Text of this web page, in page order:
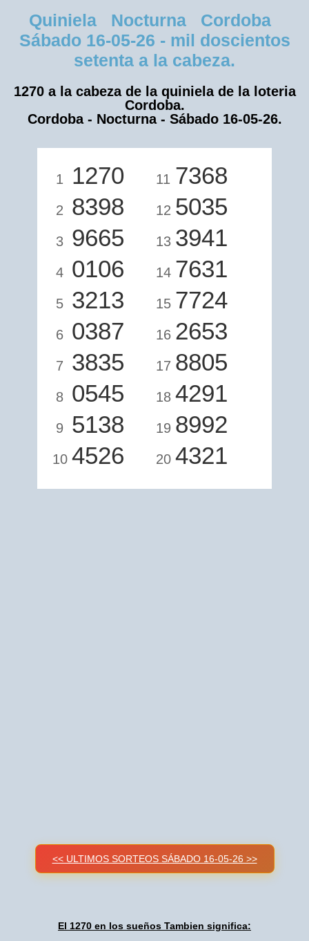
Quiniela Nocturna Cordoba
Sábado 16-05-26 - mil doscientos
setenta a la cabeza.
1270 a la cabeza de la quiniela de la loteria
Cordoba.
Cordoba - Nocturna - Sábado 16-05-26.
1 1270
2 8398
3 9665
4 0106
5 3213
6 0387
7 3835
8 0545
9 5138
10 4526
11 7368
12 5035
13 3941
14 7631
15 7724
16 2653
17 8805
18 4291
19 8992
20 4321
<< ULTIMOS SORTEOS SÁBADO 16-05-26 >>
El 1270 en los sueños Tambien significa: